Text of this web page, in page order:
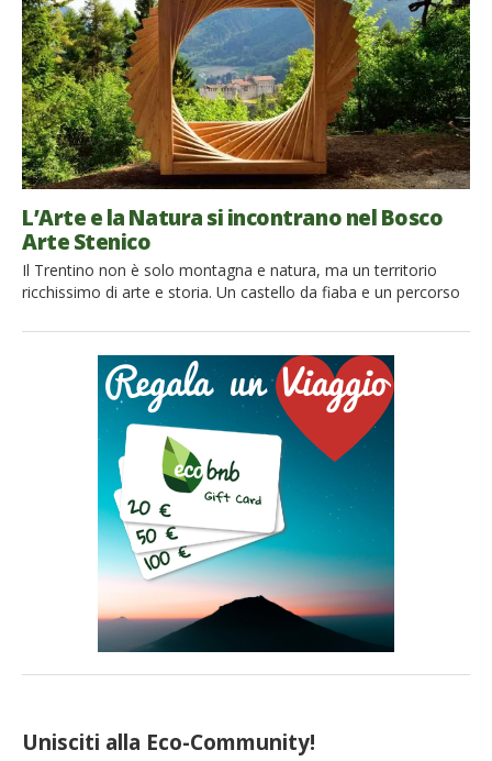
Unisciti alla Eco-Community!
L’Arte e la Natura si incontrano nel Bosco
Arte Stenico
Il Trentino non è solo montagna e natura, ma un territorio
ricchissimo di arte e storia. Un castello da fiaba e un percorso
Trentino, nel cuore della biosfera Unesco Alpi Ledrensi e
Judicaria, esiste un luogo dove la natura e l’arte si […]